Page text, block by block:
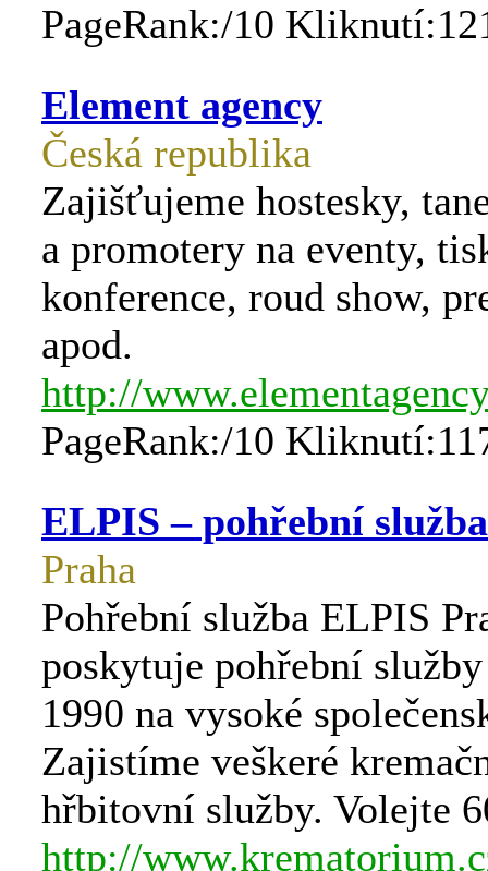
PageRank:/10
Element agency
Česká republika
Zajišťujeme hostesky,
a promotery na eventy,
konference, roud show,
apod.
http://
PageRank:/10
ELPIS – pohřební
Praha
Pohřební služba ELPIS
poskytuje pohřební
1990 na vysoké
Zajistíme veškeré
hřbitovní služby. Volejte
http://